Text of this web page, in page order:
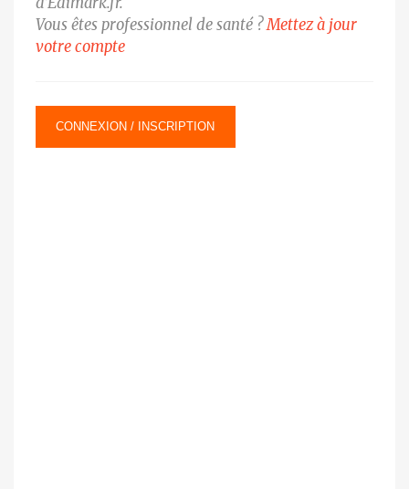
Vous êtes professionnel de santé ?Mettez à jour
votre compte
CONNEXION / INSCRIPTION